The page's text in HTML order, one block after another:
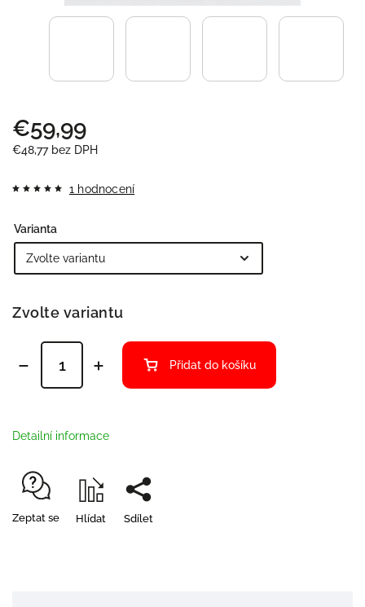
€59,99
€48,77 bez DPH
1 hodnocení
Varianta
Zvolte variantu
Přidat do košíku
Detailní informace
Zeptat se Hlídat Sdílet